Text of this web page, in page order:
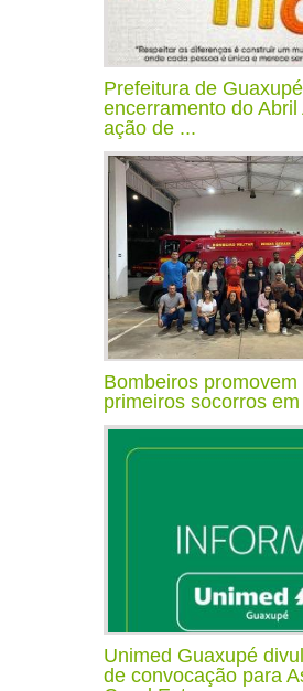
Prefeitura de
encerramento do Abril
ação de ...
Bombeiros
primeiros socorros
Unimed Guaxupé
de convocação para